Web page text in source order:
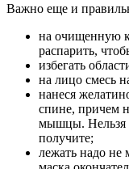
Важно еще и
на очищенную
распарить,
избегать
на лицо смесь
нанеся
спине, причем
мышцы. Нельзя
получите;
лежать надо не